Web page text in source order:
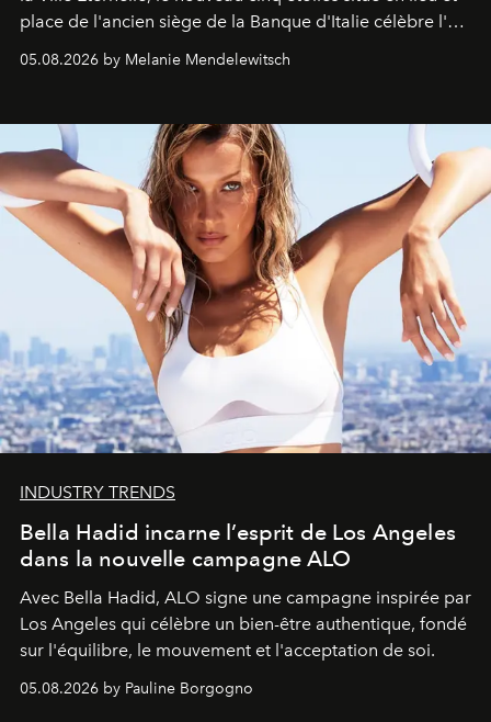
place de l'ancien siège de la Banque d'Italie célèbre l'art
05.08.2026 by Melanie Mendelewitsch
INDUSTRY TRENDS
Bella Hadid incarne l’esprit de Los Angeles
dans la nouvelle campagne ALO
Avec Bella Hadid, ALO signe une campagne inspirée par
Los Angeles qui célèbre un bien-être authentique, fondé
sur l'équilibre, le mouvement et l'acceptation de soi.
05.08.2026 by Pauline Borgogno